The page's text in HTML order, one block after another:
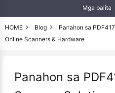
Mga balita
HOME Blog
Panahon sa
Online Scanners & Hardware
Panahon sa